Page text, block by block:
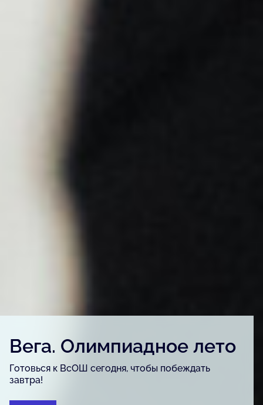
Детский конкурс «Вега.
Артфест»
Для детей и подростков, одарённых в сфере
изобразительного искусства, урбанистики и
журналистики.